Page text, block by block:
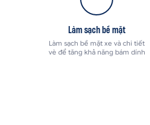
Làm sạch bề mặt
Làm sạch bề mặt xe và chi tiết
vè để tăng khả năng bám dính